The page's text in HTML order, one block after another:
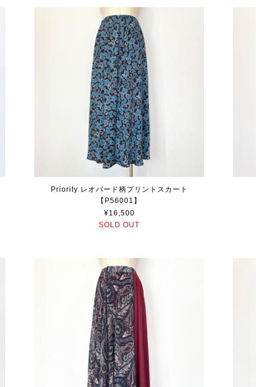
Priority レオパード柄プリントスカート
【P56001】
¥16,500
SOLD OUT